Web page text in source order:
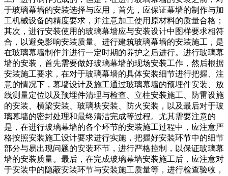
于玻璃幕墙的安装选择与应用，首先，应保证幕墙的制作与加
工机械设备的精度要求，并注意加工使用原材料的质量合格；
其次，进行安装使用的玻璃幕墙应与安装设计中图样要求相符
合，以避免影响安装质量。进行建筑玻璃幕墙的安装施工，是
在玻璃幕墙制作并进行一定时期的养护之后进行。进行玻璃幕
墙的安装，首先需要做好玻璃幕墙的现场安装工作，然后根据
安装施工要求，在对于玻璃幕墙的具体安装细节进行把握、注
意的情况下，幕墙设计及施工通过玻璃幕墙的预埋件安装、放
线测量定位以及预埋件清理与检查、立柱安装施工、防雷设施
的安装、横梁安装、玻璃块安装、防火安装，以及最后对于玻
璃幕墙的密封处理和最终清洁完成等过程。尤其需要注意的
是，在进行玻璃幕墙的各个环节的安装施工过程中，应注意严
格按照安装施工设计要求进行实施，把握好安装环节中的细节
部分与易出现问题的安装环节，进行严格控制，以保证玻璃幕
墙的安装质量。最后，在完成玻璃幕墙安装施工后，应注意对
于安装中的隐蔽安装环节与安装施工质量等，进行检查验收，